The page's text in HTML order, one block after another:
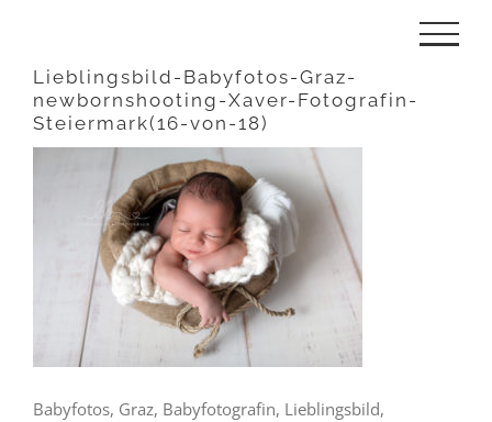
springen
Lieblingsbild-Babyfotos-Graz-
newbornshooting-Xaver-Fotografin-
Steiermark(16-von-18)
Babyfotos, Graz, Babyfotografin, Lieblingsbild,